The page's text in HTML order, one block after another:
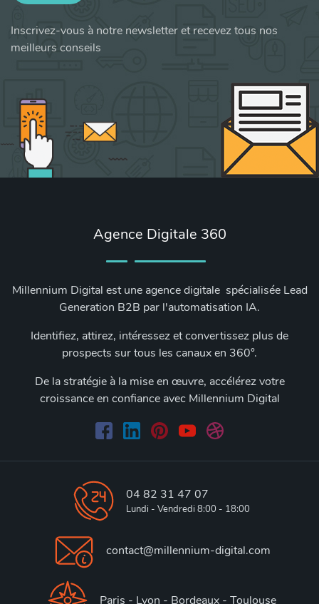
Inscrivez-vous à notre newsletter et recevez tous nos
meilleurs conseils
Agence Digitale 360
Millennium Digital est une agence digitale spécialisée Lead
Generation B2B par l'automatisation IA.
Identifiez, attirez, intéressez et convertissez plus de
prospects sur tous les canaux en 360°.
De la stratégie à la mise en œuvre, accélérez votre
croissance en confiance avec Millennium Digital
04 82 31 47 07
Lundi - Vendredi 8:00 - 18:00
contact@millennium-digital.com
Paris - Lyon - Bordeaux - Toulouse